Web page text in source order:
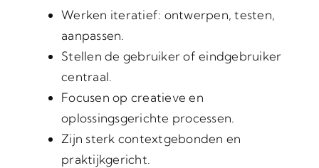
Werken iteratief: ontwerpen, testen,
aanpassen.
Stellen de gebruiker of eindgebruiker
centraal.
Focusen op creatieve en
oplossingsgerichte processen.
Zijn sterk contextgebonden en
praktijkgericht.